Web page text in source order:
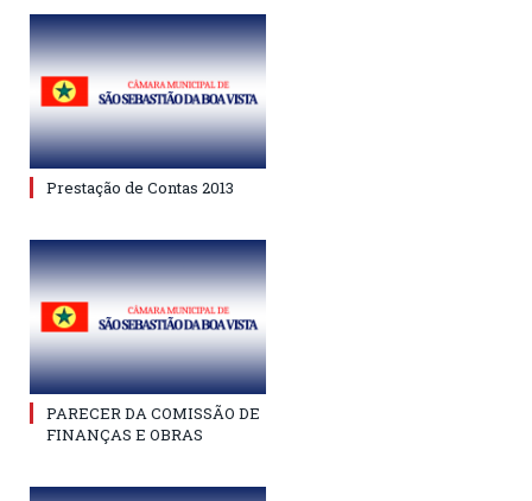
Prestação de Contas 2013
PARECER DA COMISSÃO DE
FINANÇAS E OBRAS